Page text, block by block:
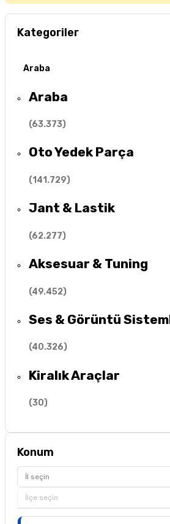
Kategoriler
Araba
Araba
(63.373)
Oto Yedek Parça
(141.729)
Jant & Lastik
(62.277)
Aksesuar & Tuning
(49.452)
Ses & Görüntü
(40.326)
Kiralık Araçlar
(30)
Konum
İl seçin
İlçe seçin